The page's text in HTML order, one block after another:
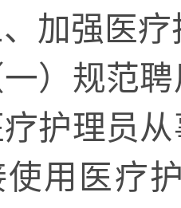
强医疗
规范聘
护理员
使用医疗